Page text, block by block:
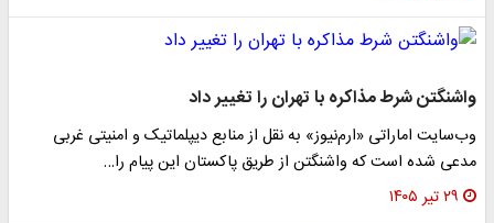
واشنگتن شرط مذاکره با تهران را تغییر داد
وب‌سایت اماراتی «ارم‌نیوز» به نقل از منابع دیپلماتیک و امنیتی غربی
مدعی شده است که واشنگتن از طریق پاکستان این پیام را…
۲۹ تیر ۱۴۰۵